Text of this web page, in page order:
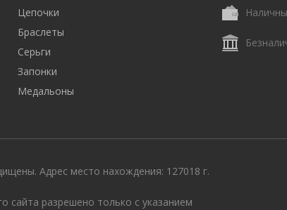
Цепочки
Браслеты
Серьги
Запонки
Медальоны
Адрес место нахождения: 127018 г.
сайта разрешено только с указанием